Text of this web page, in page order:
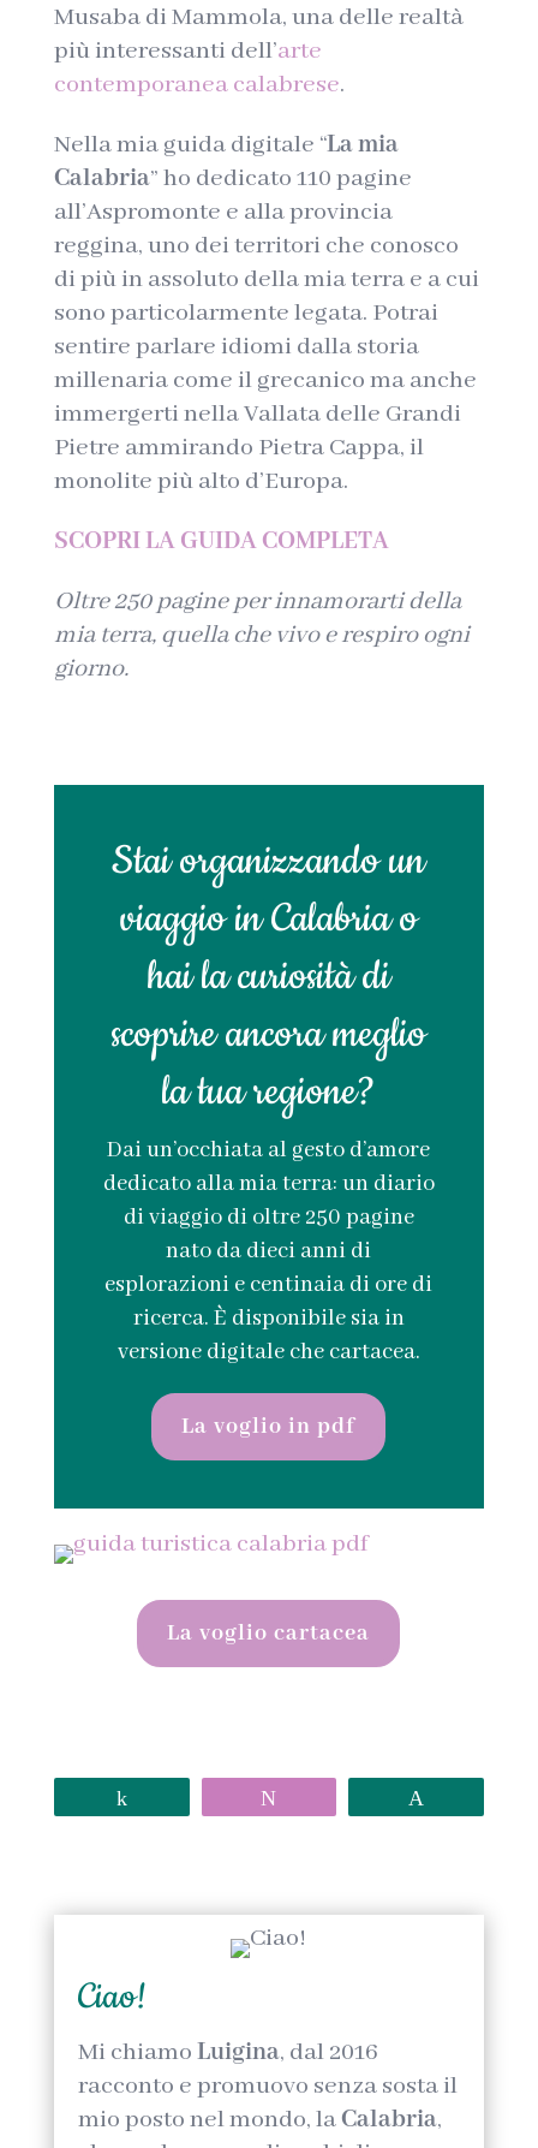
Musaba di Mammola, una delle realtà
più interessanti dell’arte
contemporanea calabrese.
Nella mia guida digitale “La mia
Calabria” ho dedicato 110 pagine
all’Aspromonte e alla provincia
reggina, uno dei territori che conosco
di più in assoluto della mia terra e a cui
sono particolarmente legata. Potrai
sentire parlare idiomi dalla storia
millenaria come il grecanico ma anche
immergerti nella Vallata delle Grandi
Pietre ammirando Pietra Cappa, il
monolite più alto d’Europa.
SCOPRI LA GUIDA COMPLETA
Oltre 250 pagine per innamorarti della
mia terra, quella che vivo e respiro ogni
giorno.
Stai organizzando un
viaggio in Calabria o
hai la curiosità di
scoprire ancora meglio
la tua regione?
Dai un’occhiata al gesto d’amore
dedicato alla mia terra: un diario
di viaggio di oltre 250 pagine
nato da dieci anni di
esplorazioni e centinaia di ore di
ricerca. È disponibile sia in
versione digitale che cartacea.
La voglio in pdf
La voglio cartacea
Ciao!
Mi chiamo Luigina, dal 2016
racconto e promuovo senza sosta il
mio posto nel mondo, laCalabria,